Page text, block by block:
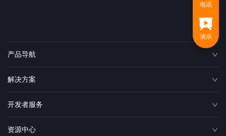
产品导航
解决方案
开发者服务
资源中心
电话
演示